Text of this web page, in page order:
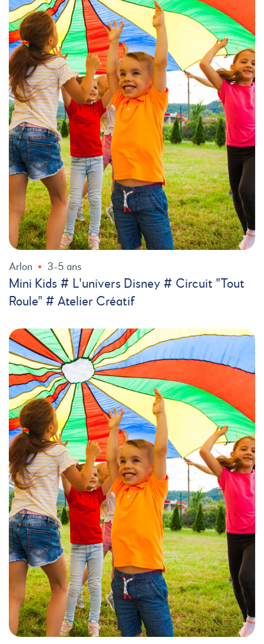
Arlon 3-5 ans
Mini Kids # L'univers Disney # Circuit "Tout
Roule" # Atelier Créatif